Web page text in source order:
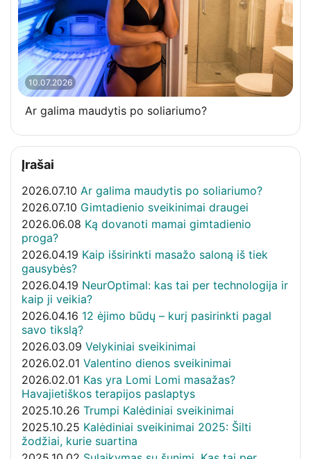
10.07.2026
Ar galima maudytis po soliariumo?
Įrašai
2026.07.10 Ar galima maudytis po soliariumo?
2026.07.10 Gimtadienio sveikinimai draugei
2026.06.08 Ką dovanoti mamai gimtadienio
proga?
2026.04.19 Kaip išsirinkti masažo saloną iš tiek
gausybės?
2026.04.19 NeurOptimal: kas tai per technologija ir
kaip ji veikia?
2026.04.16 12 ėjimo būdų – kurį pasirinkti pagal
savo tikslą?
2026.03.09 Velykiniai sveikinimai
2026.02.01 Valentino dienos sveikinimai
2026.02.01 Kas yra Lomi Lomi masažas?
Havajietiškos terapijos paslaptys
2025.10.26 Trumpi Kalėdiniai sveikinimai
2025.10.25 Kalėdiniai sveikinimai 2025: Šilti
žodžiai, kurie suartina